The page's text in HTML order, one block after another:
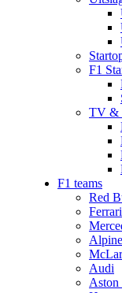
F1
TV &
F1 teams
Red
Ferrari
Alpine
Audi
Aston